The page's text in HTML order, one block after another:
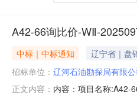
A42-66询比价-WⅡ-
中标｜中标通知 辽宁省｜盘
招标单位： 辽河石油勘探局有限
正文内容： 内容：项目名称:A42-